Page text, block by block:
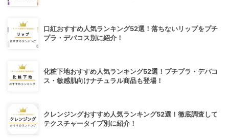
口紅おすすめ人気ランキング52選！落ちないリップをプチ
プラ・デパコス別に紹介！
化粧下地おすすめ人気ランキング52選！プチプラ・デパコ
ス・敏感肌向けナチュラル商品も登場！
クレンジングおすすめ人気ランキング52選！徹底調査して
テクスチャータイプ別に紹介！